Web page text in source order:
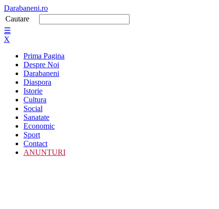
Darabaneni.ro
Cautare
☰
X
Prima Pagina
Despre Noi
Darabaneni
Diaspora
Istorie
Cultura
Social
Sanatate
Economic
Sport
Contact
ANUNTURI